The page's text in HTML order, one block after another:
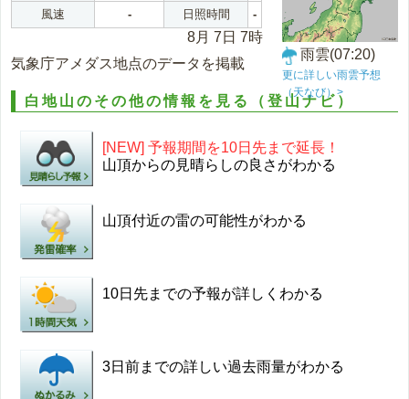
風速
- 日照時間 -
8月 7日 7時
気象庁アメダス地点のデータを掲載
雨雲(07:20)
更に詳しい雨雲予想
（天なび）>
白地山のその他の情報を見る（登山ナビ）
[NEW] 予報期間を10日先まで延長！
山頂からの見晴らしの良さがわかる
山頂付近の雷の可能性がわかる
10日先までの予報が詳しくわかる
3日前までの詳しい過去雨量がわかる